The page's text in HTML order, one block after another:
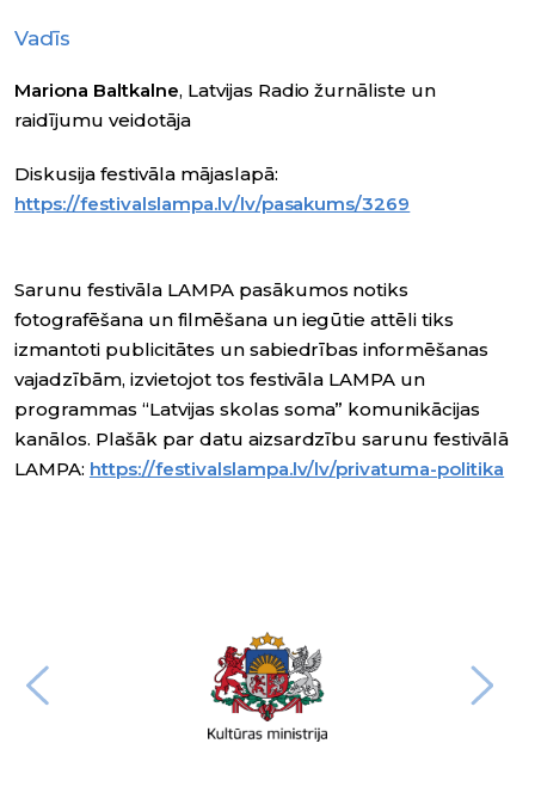
Vadīs
Mariona Baltkalne, Latvijas Radio žurnāliste un
raidījumu veidotāja
Diskusija festivāla mājaslapā:
https://festivalslampa.lv/lv/pasakums/3269
Sarunu festivāla LAMPA pasākumos notiks
fotografēšana un filmēšana un iegūtie attēli tiks
izmantoti publicitātes un sabiedrības informēšanas
vajadzībām, izvietojot tos festivāla LAMPA un
programmas “Latvijas skolas soma” komunikācijas
kanālos. Plašāk par datu aizsardzību sarunu festivālā
LAMPA: https://festivalslampa.lv/lv/privatuma-politika